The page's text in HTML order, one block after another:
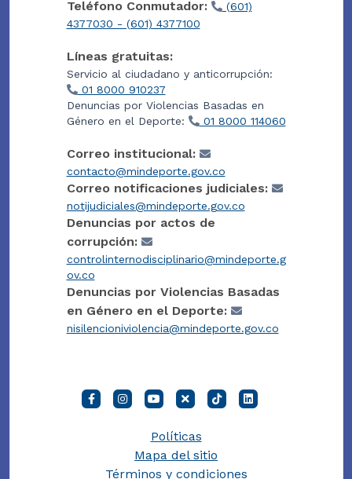
Teléfono Conmutador:
(601)
4377030 - (601) 4377100
Líneas gratuitas:
Servicio al ciudadano y anticorrupción:
01 8000 910237
Denuncias por Violencias Basadas en
Género en el Deporte:
01 8000 114060
Correo institucional:
contacto@mindeporte.gov.co
Correo notificaciones judiciales:
notijudiciales@mindeporte.gov.co
Denuncias por actos de
corrupción:
controlinternodisciplinario@mindeporte.g
ov.co
Denuncias por Violencias Basadas
en Género en el Deporte:
nisilencioniviolencia@mindeporte.gov.co
Políticas
Mapa del sitio
Términos y condiciones